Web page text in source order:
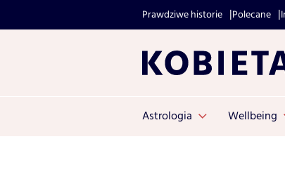
Prawdziwe historie Polecane
Astrologia Wellbeing